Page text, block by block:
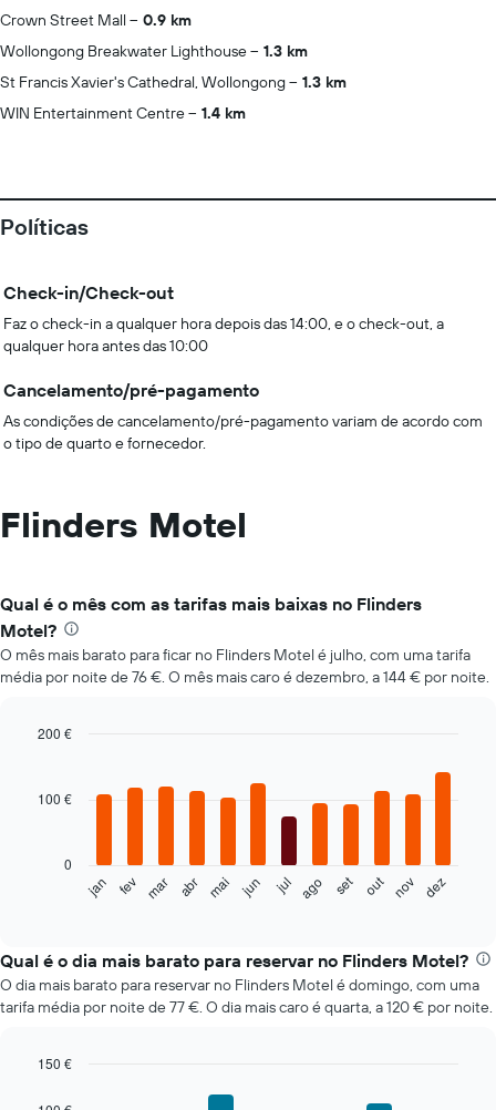
Crown Street Mall
0.9 km
Wollongong Breakwater Lighthouse
1.3 km
St Francis Xavier's Cathedral, Wollongong
1.3 km
WIN Entertainment Centre
1.4 km
Políticas
Check-in/Check-out
Faz o check-in a qualquer hora depois das 14:00, e o check-out, a
qualquer hora antes das 10:00
Cancelamento/pré-pagamento
As condições de cancelamento/pré-pagamento variam de acordo com
o tipo de quarto e fornecedor.
Flinders Motel
Qual é o mês com as tarifas mais baixas no Flinders
Motel?
O mês mais barato para ficar no Flinders Motel é julho, com uma tarifa
média por noite de 76 €. O mês mais caro é dezembro, a 144 € por noite.
with
o
preço
médio
de
quarto
cada
jan fev mar abr mai jun jul ago set out nov dez
0
100 €
200 €
Qual é o dia mais barato para reservar no Flinders Motel?
O dia mais barato para reservar no Flinders Motel é domingo, com uma
tarifa média por noite de 77 €. O dia mais caro é quarta, a 120 € por noite.
chart
graphic.
150 €